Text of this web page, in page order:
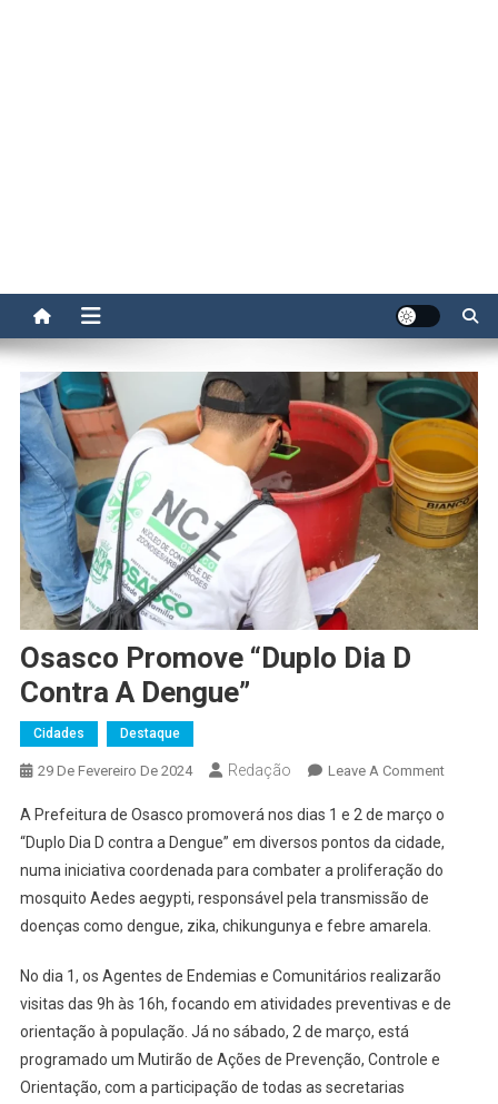
Osasco Promove “Duplo Dia D
Contra A Dengue”
Cidades Destaque
29 De Fevereiro De 2024 Redação Leave A CommentOn
“Duplo
A Prefeitura de Osasco promoverá nos dias 1 e 2 de março o
“Duplo Dia D contra a Dengue” em diversos pontos da cidade,
numa iniciativa coordenada para combater a proliferação do
mosquito Aedes aegypti, responsável pela transmissão de
doenças como dengue, zika, chikungunya e febre amarela.
No dia 1, os Agentes de Endemias e Comunitários realizarão
visitas das 9h às 16h, focando em atividades preventivas e de
orientação à população. Já no sábado, 2 de março, está
programado um Mutirão de Ações de Prevenção, Controle e
Orientação, com a participação de todas as secretarias